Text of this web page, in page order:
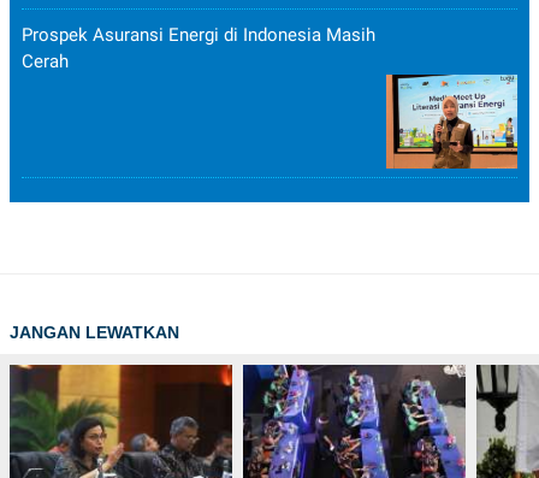
Prospek Asuransi Energi di Indonesia Masih
Cerah
JANGAN LEWATKAN